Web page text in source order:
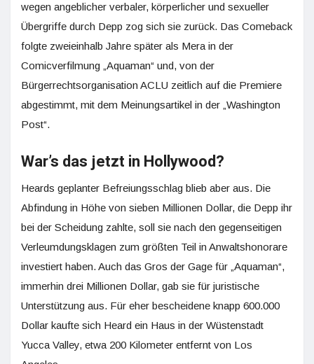
wegen angeblicher verbaler, körperlicher und sexueller
Übergriffe durch Depp zog sich sie zurück. Das Comeback
folgte zweieinhalb Jahre später als Mera in der
Comicverfilmung „Aquaman“ und, von der
Bürgerrechtsorganisation ACLU zeitlich auf die Premiere
abgestimmt, mit dem Meinungsartikel in der „Washington
Post“.
War’s das jetzt in Hollywood?
Heards geplanter Befreiungsschlag blieb aber aus. Die
Abfindung in Höhe von sieben Millionen Dollar, die Depp ihr
bei der Scheidung zahlte, soll sie nach den gegenseitigen
Verleumdungsklagen zum größten Teil in Anwaltshonorare
investiert haben. Auch das Gros der Gage für „Aquaman“,
immerhin drei Millionen Dollar, gab sie für juristische
Unterstützung aus. Für eher bescheidene knapp 600.000
Dollar kaufte sich Heard ein Haus in der Wüstenstadt
Yucca Valley, etwa 200 Kilometer entfernt von Los